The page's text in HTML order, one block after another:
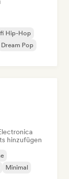
Hip-Hop
Dream Pop
hinzufügen
Minimal